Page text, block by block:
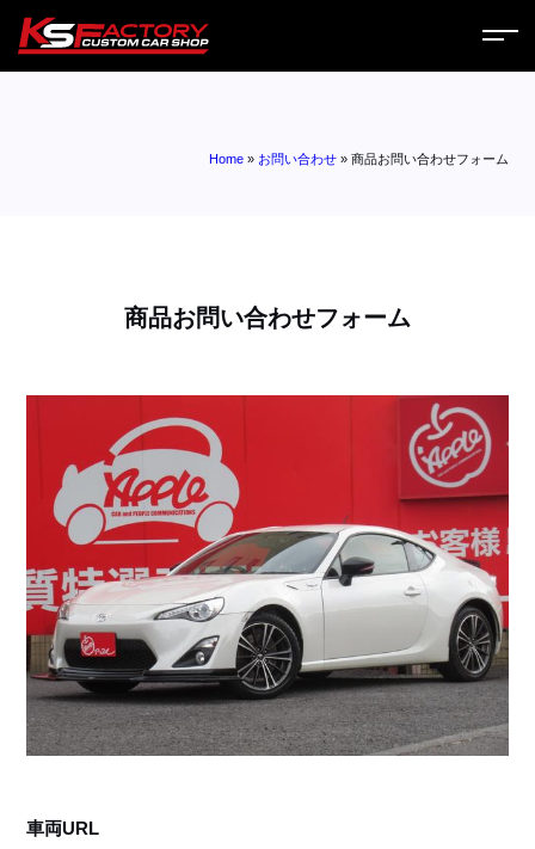
お問い合わせ
採用情報
店舗問い合わせ
Home » お問い合わせ »商品お問い合わせフォーム
商品お問い合わせフォーム
車両URL